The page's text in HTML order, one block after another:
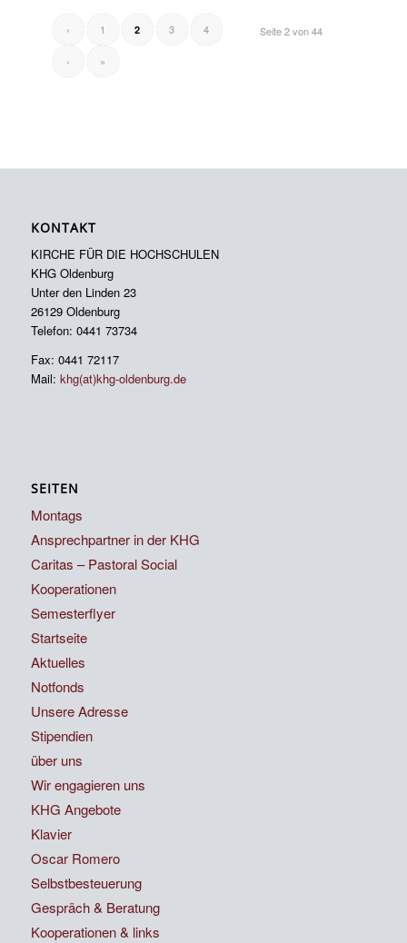
Seite 2 von 44
‹ 1 2 3 4
› »
KONTAKT
KIRCHE FÜR DIE HOCHSCHULEN
KHG Oldenburg
Unter den Linden 23
26129 Oldenburg
Telefon: 0441 73734
Fax: 0441 72117
Mail: khg(at)khg-oldenburg.de
SEITEN
Montags
Ansprechpartner in der KHG
Caritas – Pastoral Social
Kooperationen
Semesterflyer
Startseite
Aktuelles
Notfonds
Unsere Adresse
Stipendien
über uns
Wir engagieren uns
KHG Angebote
Klavier
Oscar Romero
Selbstbesteuerung
Gespräch & Beratung
Kooperationen & links